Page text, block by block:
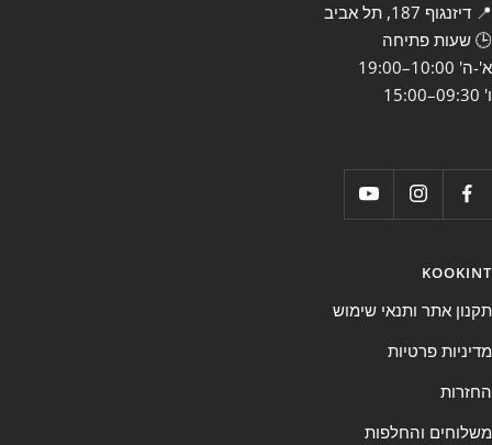
📍 דיזנגוף 187, תל אביב
🕒 שעות פתיחה
א'-ה' 10:00–19:00
ו' 09:30–15:00
KOOKINT
תקנון אתר ותנאי שימוש
מדיניות פרטיות
החזרות
משלוחים והחלפות